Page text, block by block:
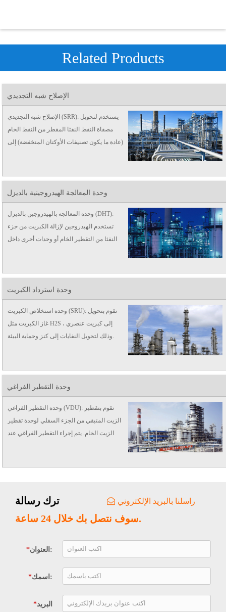
Related Products
الإصلاح شبه التجديدي
الإصلاح شبه التجديدي (SRR): يستخدم لتحويل
مصفاة النفط النفثا المقطر من النفط الخام
(عادة ما يكون تصنيفات الأوكتان المنخفضة) إلى
وحدة المعالجة الهيدروجينية بالديزل
وحدة المعالجة بالهيدروجين بالديزل (DHT):
تستخدم الهيدروجين لإزالة الكبريت من جزء
النفثا من التقطير الخام أو وحدات أخرى داخل
وحدة استرداد الكبريت
وحدة استخلاص الكبريت (SRU): تقوم بتحويل
غاز الكبريت مثل H2S إلى كبريت عنصري ،
وذلك لتحويل النفايات إلى كنز وحماية البيئة.
وحدة التقطير الفراغي
وحدة التقطير الفراغي (VDU): تقوم بتقطير
الزيت المتبقي من الجزء السفلي لوحدة تقطير
الزيت الخام. يتم إجراء التقطير الفراغي عند
ترك رسالة راسلنا بالبريد الإلكتروني
سوف نتصل بك خلال 24 ساعة.
* العنوان:
* اسمك:
*البريد